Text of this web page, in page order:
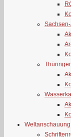
Weltanschauung